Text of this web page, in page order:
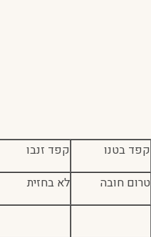
קפד בטנו
קפד זנבו
טרום חובה
לא בחזית